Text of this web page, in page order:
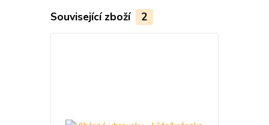
Související zboží 2